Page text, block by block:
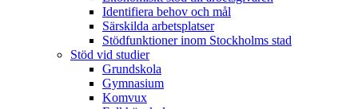
Identifiera behov och mål
Särskilda arbetsplatser
Stödfunktioner inom Stockholms stad
Stöd vid studier
Grundskola
Gymnasium
Komvux